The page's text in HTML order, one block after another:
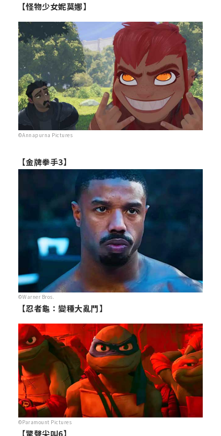
【怪物少女妮莫娜】
©Annapurna Pictures
【金牌拳手3】
©Warner Bros.
【忍者龜：變種大亂鬥】
©Paramount Pictures